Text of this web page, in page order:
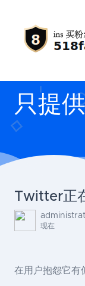
只提
Twitter正
现在
在用户抱怨它有